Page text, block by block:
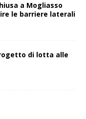
a Mogliasso
le barriere laterali
di lotta alle